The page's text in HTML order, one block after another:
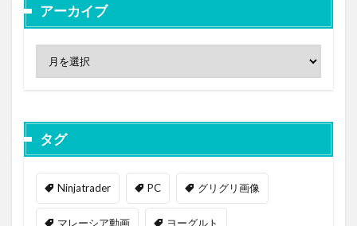
アーカイブ
タグ
Ninjatrader PC グリグリ画像
マレーシア動画 ヨーグルト